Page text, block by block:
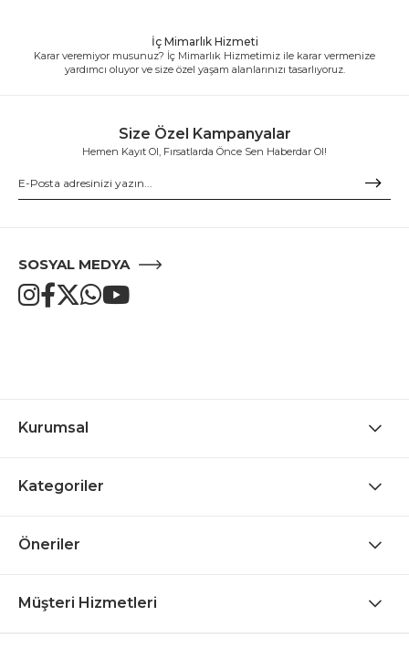
İç Mimarlık Hizmeti
Karar veremiyor musunuz? İç Mimarlık Hizmetimiz ile karar vermenize
yardımcı oluyor ve size özel yaşam alanlarınızı tasarlıyoruz.
Size Özel Kampanyalar
Hemen Kayıt Ol, Fırsatlarda Önce Sen Haberdar Ol!
SOSYAL MEDYA
Kurumsal
Kategoriler
Öneriler
Müşteri Hizmetleri